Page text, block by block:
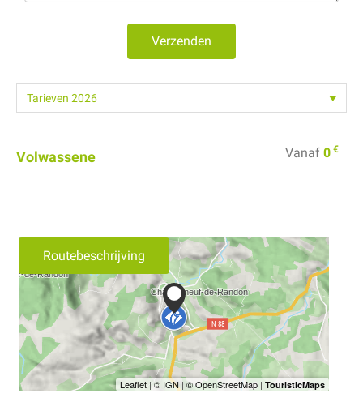
Verzenden
Volwassene Vanaf 0 €
Routebeschrijving